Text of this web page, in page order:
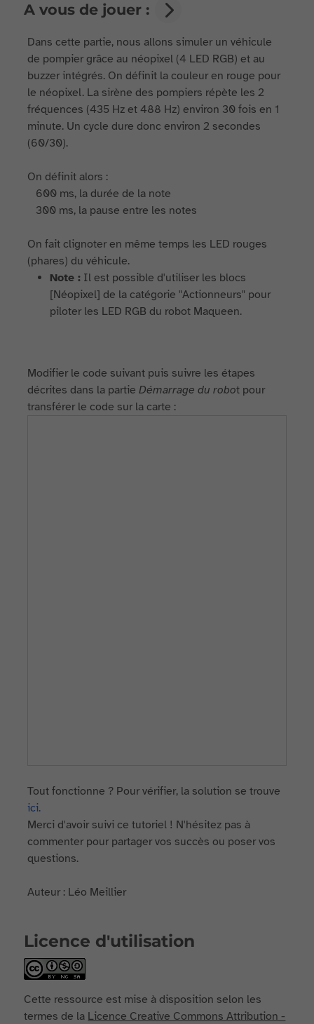
A vous de jouer :
Dans cette partie, nous allons simuler un véhicule
de pompier grâce au néopixel (4 LED RGB) et au
buzzer intégrés. On définit la couleur en rouge pour
le néopixel. La sirène des pompiers répète les 2
fréquences (435 Hz et 488 Hz) environ 30 fois en 1
minute. Un cycle dure donc environ 2 secondes
(60/30).
On définit alors :
600 ms, la durée de la note
300 ms, la pause entre les notes
On fait clignoter en même temps les LED rouges
(phares) du véhicule.
Note : Il est possible d'utiliser les blocs
[Néopixel] de la catégorie "Actionneurs" pour
piloter les LED RGB du robot Maqueen.
Modifier le code suivant puis suivre les étapes
décrites dans la partieDémarrage du robot pour
transférer le code sur la carte :
Tout fonctionne ? Pour vérifier, la solution se trouve
ici.
Merci d'avoir suivi ce tutoriel ! N'hésitez pas à
commenter pour partager vos succès ou poser vos
questions.
Auteur : Léo Meillier
Licence d'utilisation
Cette ressource est mise à disposition selon les
termes de la Licence Creative Commons Attribution -